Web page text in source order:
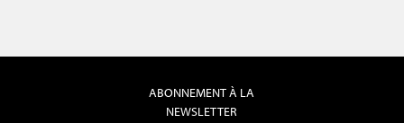
ABONNEMENT À LA
NEWSLETTER